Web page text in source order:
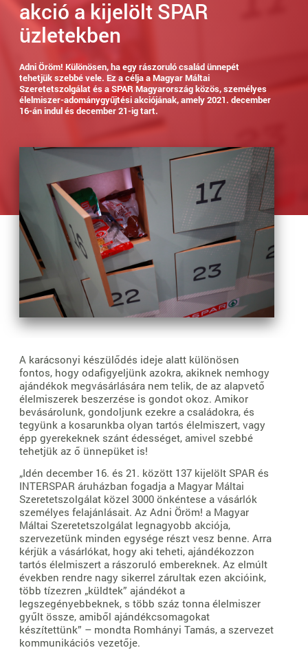
akció a kijelölt SPAR
üzletekben
Adni Öröm! Különösen, ha egy rászoruló család ünnepét
tehetjük szebbé vele. Ez a célja a Magyar Máltai
Szeretetszolgálat és a SPAR Magyarország közös, személyes
élelmiszer-adománygyűjtési akciójának, amely 2021. december
16-án indul és december 21-ig tart.
A karácsonyi készülődés ideje alatt különösen
fontos, hogy odafigyeljünk azokra, akiknek nemhogy
ajándékok megvásárlására nem telik, de az alapvető
élelmiszerek beszerzése is gondot okoz. Amikor
bevásárolunk, gondoljunk ezekre a családokra, és
tegyünk a kosarunkba olyan tartós élelmiszert, vagy
épp gyerekeknek szánt édességet, amivel szebbé
tehetjük az ő ünnepüket is!
„Idén december 16. és 21. között 137 kijelölt SPAR és
INTERSPAR áruházban fogadja a Magyar Máltai
Szeretetszolgálat közel 3000 önkéntese a vásárlók
személyes felajánlásait. Az Adni Öröm! a Magyar
Máltai Szeretetszolgálat legnagyobb akciója,
szervezetünk minden egysége részt vesz benne. Arra
kérjük a vásárlókat, hogy aki teheti, ajándékozzon
tartós élelmiszert a rászoruló embereknek. Az elmúlt
években rendre nagy sikerrel zárultak ezen akcióink,
több tízezren „küldtek” ajándékot a
legszegényebbeknek, s több száz tonna élelmiszer
gyűlt össze, amiből ajándékcsomagokat
készítettünk” – mondta Romhányi Tamás, a szervezet
kommunikációs vezetője.